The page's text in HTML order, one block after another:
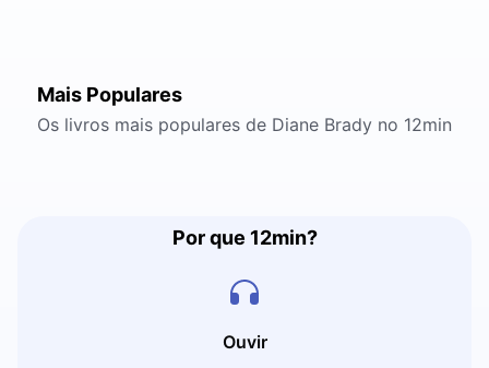
Mais Populares
Os livros mais populares de Diane Brady no 12min
Por que 12min?
Ouvir